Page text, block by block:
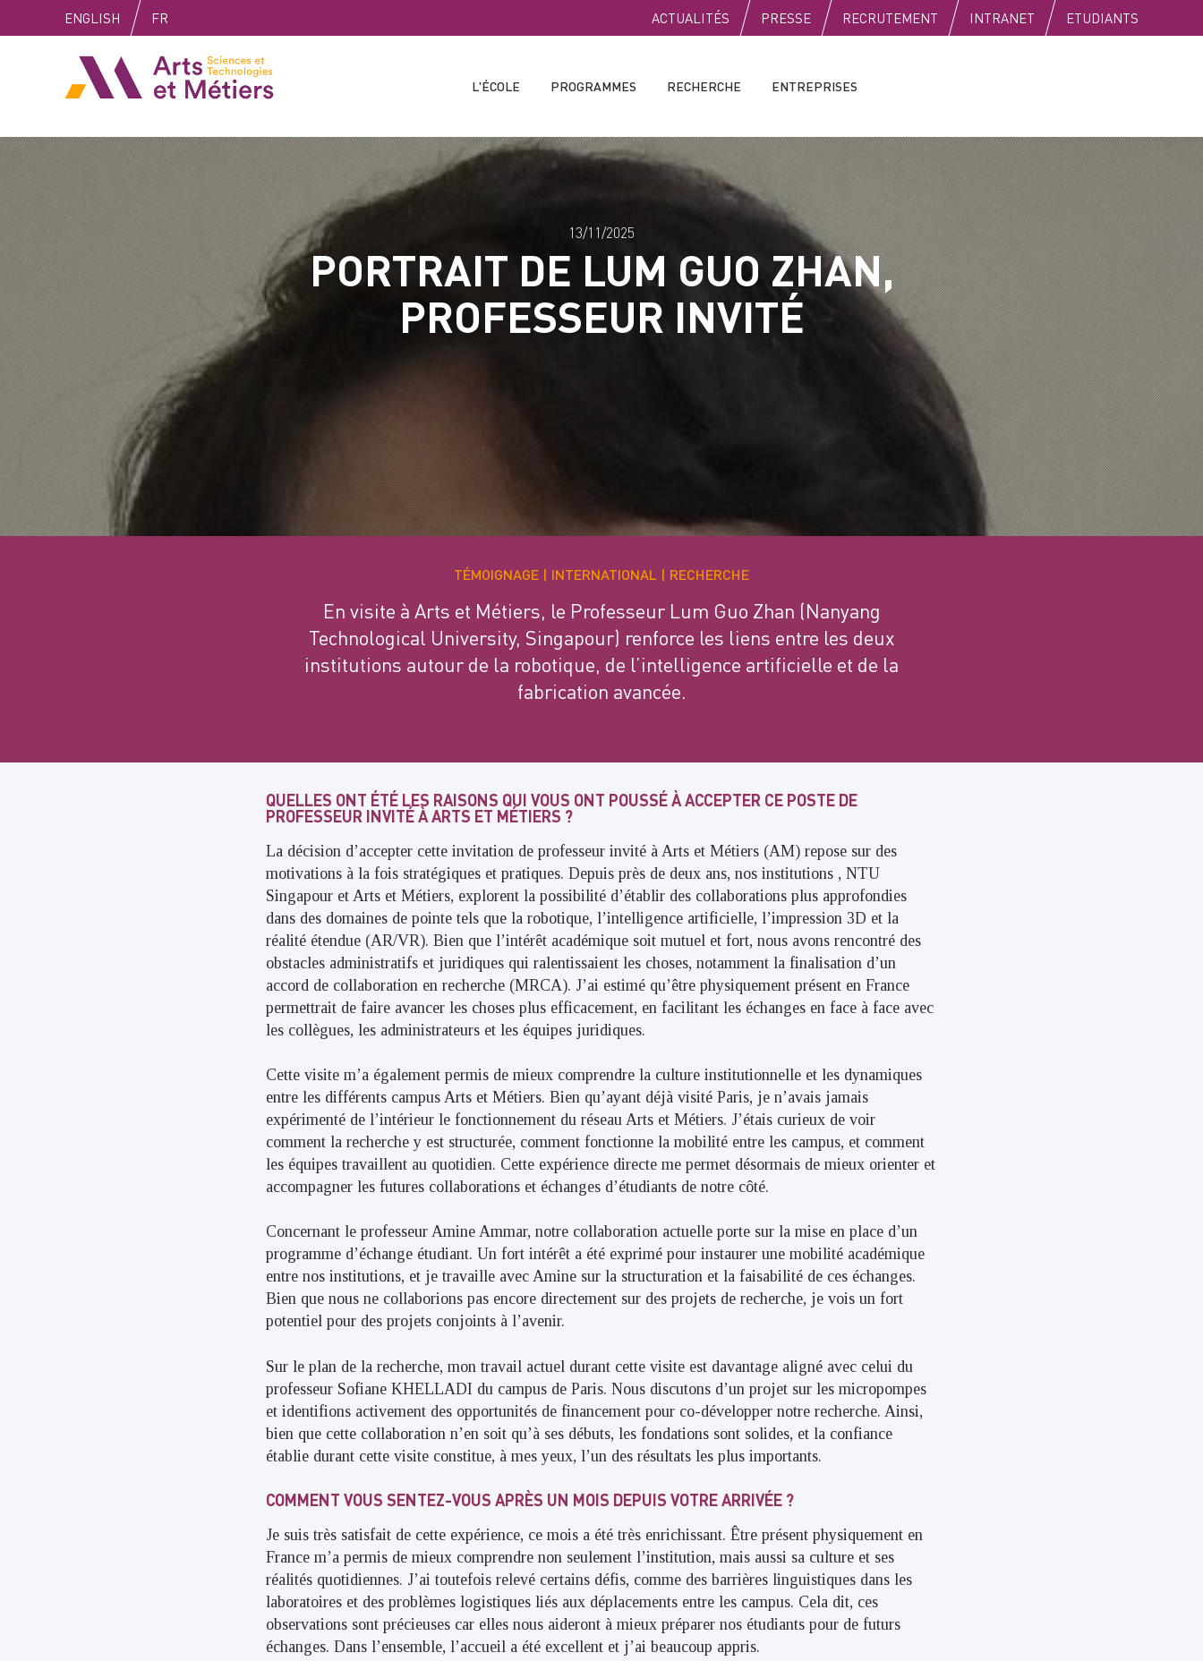
to
to
to
ENGLISH FR PUBLIC
ACTUALITÉS PRESSE RECRUTEMENT INTRANET ETUDIANTS
Arts et métiers
L'ÉCOLE PROGRAMMES RECHERCHE ENTREPRISES
PORTRAIT DE LUM GUO ZHAN,
PROFESSEUR INVITÉ
13/11/2025
TÉMOIGNAGE INTERNATIONAL RECHERCHE
En visite à Arts et Métiers, le Professeur Lum Guo Zhan (Nanyang
Technological University, Singapour) renforce les liens entre les deux
institutions autour de la robotique, de l’intelligence artificielle et de la
fabrication avancée.
QUELLES ONT ÉTÉ LES RAISONS QUI VOUS ONT POUSSÉ À ACCEPTER CE POSTE DE
PROFESSEUR INVITÉ À ARTS ET MÉTIERS ?
La décision d’accepter cette invitation de professeur invité à Arts et Métiers (AM) repose sur des
motivations à la fois stratégiques et pratiques. Depuis près de deux ans, nos institutions , NTU
Singapour et Arts et Métiers, explorent la possibilité d’établir des collaborations plus approfondies
dans des domaines de pointe tels que la robotique, l’intelligence artificielle, l’impression 3D et la
réalité étendue (AR/VR). Bien que l’intérêt académique soit mutuel et fort, nous avons rencontré des
obstacles administratifs et juridiques qui ralentissaient les choses, notamment la finalisation d’un
accord de collaboration en recherche (MRCA). J’ai estimé qu’être physiquement présent en France
permettrait de faire avancer les choses plus efficacement, en facilitant les échanges en face à face avec
les collègues, les administrateurs et les équipes juridiques.
Cette visite m’a également permis de mieux comprendre la culture institutionnelle et les dynamiques
entre les différents campus Arts et Métiers. Bien qu’ayant déjà visité Paris, je n’avais jamais
expérimenté de l’intérieur le fonctionnement du réseau Arts et Métiers. J’étais curieux de voir
comment la recherche y est structurée, comment fonctionne la mobilité entre les campus, et comment
les équipes travaillent au quotidien. Cette expérience directe me permet désormais de mieux orienter et
accompagner les futures collaborations et échanges d’étudiants de notre côté.
Concernant le professeur Amine Ammar, notre collaboration actuelle porte sur la mise en place d’un
programme d’échange étudiant. Un fort intérêt a été exprimé pour instaurer une mobilité académique
entre nos institutions, et je travaille avec Amine sur la structuration et la faisabilité de ces échanges.
Bien que nous ne collaborions pas encore directement sur des projets de recherche, je vois un fort
potentiel pour des projets conjoints à l’avenir.
Sur le plan de la recherche, mon travail actuel durant cette visite est davantage aligné avec celui du
professeur Sofiane KHELLADI du campus de Paris. Nous discutons d’un projet sur les micropompes
et identifions activement des opportunités de financement pour co-développer notre recherche. Ainsi,
bien que cette collaboration n’en soit qu’à ses débuts, les fondations sont solides, et la confiance
établie durant cette visite constitue, à mes yeux, l’un des résultats les plus importants.
COMMENT VOUS SENTEZ-VOUS APRÈS UN MOIS DEPUIS VOTRE ARRIVÉE ?
Je suis très satisfait de cette expérience, ce mois a été très enrichissant. Être présent physiquement en
France m’a permis de mieux comprendre non seulement l’institution, mais aussi sa culture et ses
réalités quotidiennes. J’ai toutefois relevé certains défis, comme des barrières linguistiques dans les
laboratoires et des problèmes logistiques liés aux déplacements entre les campus. Cela dit, ces
observations sont précieuses car elles nous aideront à mieux préparer nos étudiants pour de futurs
échanges. Dans l’ensemble, l’accueil a été excellent et j’ai beaucoup appris.